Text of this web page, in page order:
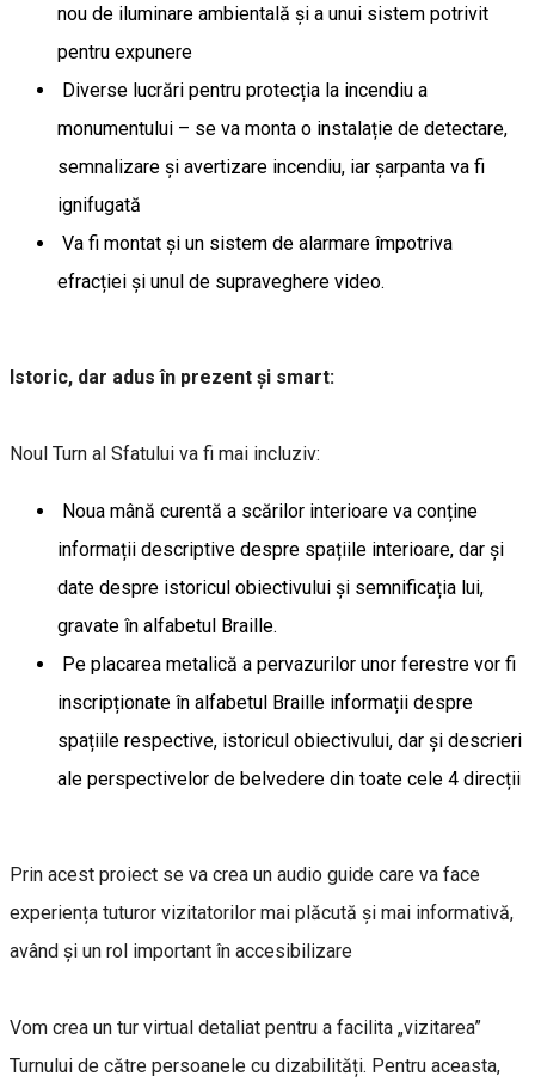
nou de iluminare ambientală și a unui sistem potrivit
pentru expunere
Diverse lucrări pentru protecția la incendiu a
monumentului – se va monta o instalație de detectare,
semnalizare și avertizare incendiu, iar șarpanta va fi
ignifugată
Va fi montat și un sistem de alarmare împotriva
efracției și unul de supraveghere video.
Istoric, dar adus în prezent și smart:
Noul Turn al Sfatului va fi mai incluziv:
Noua mână curentă a scărilor interioare va conține
informații descriptive despre spațiile interioare, dar și
date despre istoricul obiectivului și semnificația lui,
gravate în alfabetul Braille.
Pe placarea metalică a pervazurilor unor ferestre vor fi
inscripționate în alfabetul Braille informații despre
spațiile respective, istoricul obiectivului, dar și descrieri
ale perspectivelor de belvedere din toate cele 4 direcții
Prin acest proiect se va crea un audio guide care va face
experiența tuturor vizitatorilor mai plăcută și mai informativă,
având și un rol important în accesibilizare
Vom crea un tur virtual detaliat pentru a facilita „vizitarea”
Turnului de către persoanele cu dizabilități. Pentru aceasta,